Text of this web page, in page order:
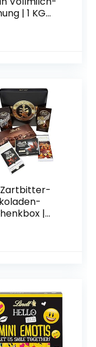
| 1 KG
für
Zartbitter-
|
und